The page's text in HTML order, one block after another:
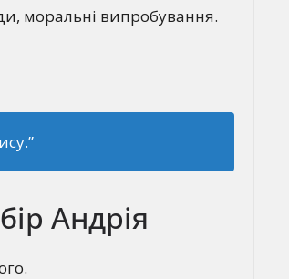
моральні випробування.
Андрія